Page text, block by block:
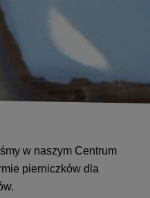
w naszym Centrum
pierniczków dla